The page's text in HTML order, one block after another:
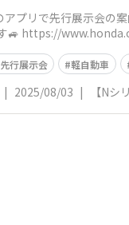
先行展示会 軽自動車
| 2025/08/03 | 【Nシ